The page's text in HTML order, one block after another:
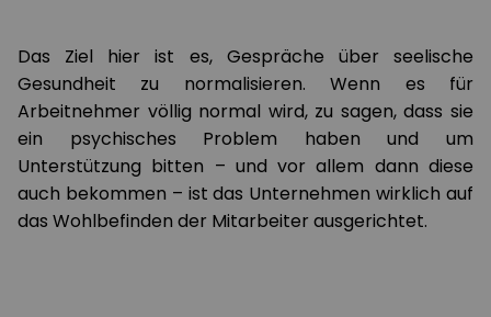
Das Ziel hier ist es, Gespräche über seelische
Gesundheit zu normalisieren. Wenn es für
Arbeitnehmer völlig normal wird, zu sagen, dass sie
ein psychisches Problem haben und um
Unterstützung bitten – und vor allem dann diese
auch bekommen – ist das Unternehmen wirklich auf
das Wohlbefinden der Mitarbeiter ausgerichtet.